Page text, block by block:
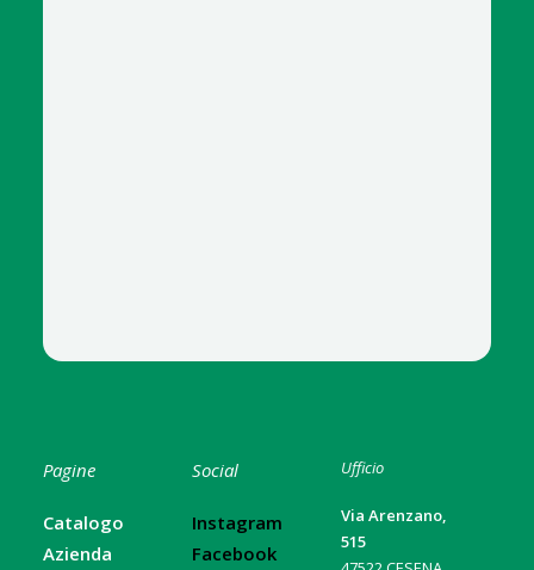
Pagine
Catalogo
Azienda
Social
Instagram
Facebook
Ufficio
Via Arenzano,
515